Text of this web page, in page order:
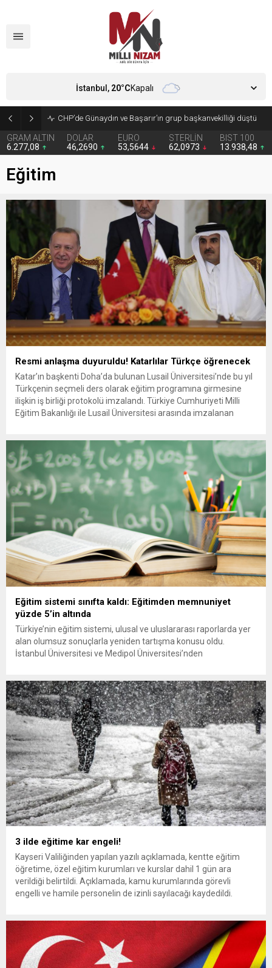
CHP’de Günaydın ve Başarır’ın grup başkanvekilliği düştü
GRAM ALTIN
6.277,08
DOLAR
46,2690
EURO
53,5644
STERLİN
62,0973
BIST 100
13.938,48
İstanbul, 20°CKapalı
Eğitim
Resmi anlaşma duyuruldu! Katarlılar Türkçe öğrenecek
Katar’ın başkenti Doha’da bulunan Lusail Üniversitesi’nde bu yıl
Türkçenin seçmeli ders olarak eğitim programına girmesine
ilişkin iş birliği protokolü imzalandı. Türkiye Cumhuriyeti Milli
Eğitim Bakanlığı ile Lusail Üniversitesi arasında imzalanan
yükseköğretim kurumlarından biri olarak...
Eğitim sistemi sınıfta kaldı: Eğitimden memnuniyet
yüzde 5’in altında
Türkiye’nin eğitim sistemi, ulusal ve uluslararası raporlarda yer
alan olumsuz sonuçlarla yeniden tartışma konusu oldu.
İstanbul Üniversitesi ve Medipol Üniversitesi’nden
olmadığını ortaya koydu. “Ekonomik Zorlukların Eğitim
Sistemine Etkisi Araştırması 2024” adlı çalışma, İstanbul
Üniversitesi İktisat Fakültesi’nden Prof. Dr. Süphan...
3 ilde eğitime kar engeli!
Kayseri Valiliğinden yapılan yazılı açıklamada, kentte eğitim
öğretime, özel eğitim kurumları ve kurslar dahil 1 gün ara
verildiği belirtildi. Açıklamada, kamu kurumlarında görevli
engelli ve hamile personelin de izinli sayılacağı kaydedildi.
yoğun kar nedeniyle 25...